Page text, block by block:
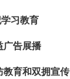
习教育
广告展播
教育和双拥宣传